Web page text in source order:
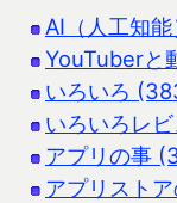
AI（人工知
YouTuberと
いろいろ
いろいろレ
アプリの事
アプリスト